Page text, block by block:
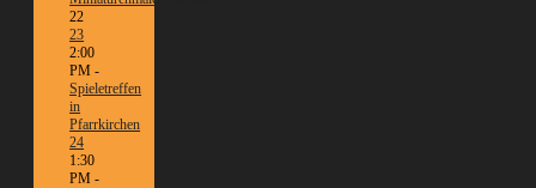
22
23
2:00
PM -
Spieletreffen
in
Pfarrkirchen
24
1:30
PM -